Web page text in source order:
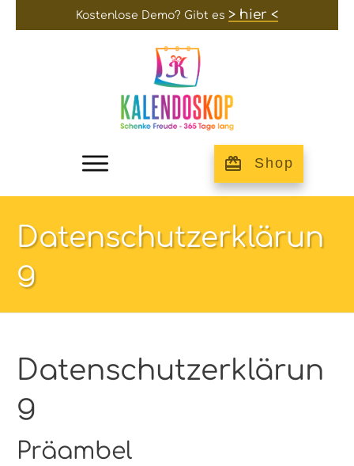
Kostenlose Demo? Gibt es > hier <
Shop
Datenschutzerklärun
g
Datenschutzerklärun
g
Präambel